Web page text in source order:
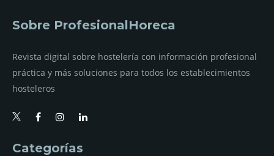
Sobre ProfesionalHoreca
Revista digital sobre hostelería con información profesional
práctica y más soluciones para todos los establecimientos
hosteleros
Categorías